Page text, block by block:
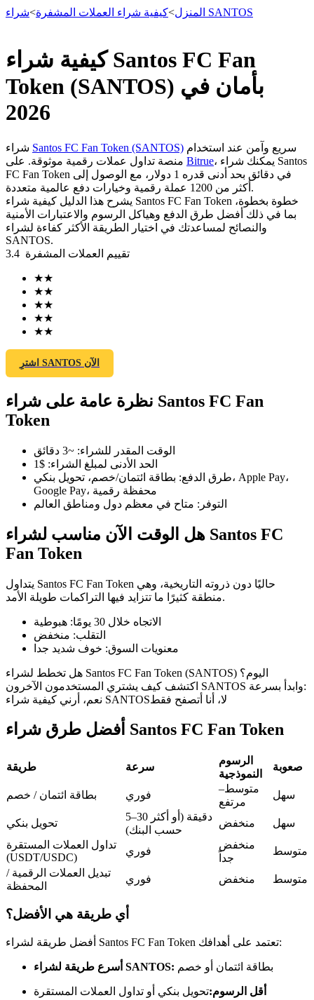
العقود الآجلة
العقود الآجلة USDT
العقود الآجلة للعملات المشفرة
TradFi
مشتقات الأسهم والعملات الأجنبية والمعادن الثمينة والسلع
العقود الآجلة USDC
العقود الآجلة باستخدام USDC كضمان
نسخ التداول
انضم إلى أفضل المتداولين
كن متداول نسخ
استمتع بتقاسم الأرباح وعمولات نسخ التداول
المنزل>كيفية شراء العملات المشفرة> شراء SANTOS
كيفية شراء Santos FC Fan
Token (SANTOS) بأمان في
2026
Santos FC Fan Token (SANTOS)
Bitrue، يمكنك شراء Santos
FC Fan Token في دقائق بحد أدنى قدره 1 دولار، مع الوصول إلى
أكثر من 1200 عملة رقمية وخيارات دفع عالمية متعددة.
يشرح هذا الدليل كيفية شراء Santos FC Fan Token خطوة بخطوة،
بما في ذلك أفضل طرق الدفع وهياكل الرسوم والاعتبارات الأمنية
والنصائح لمساعدتك في اختيار الطريقة الأكثر كفاءة لشراء
SANTOS.
تقييم العملات المشفرة 3.4
★★
★★
★★
★★
★★
اشترِ SANTOS الآن
نظرة عامة على شراء Santos FC Fan
Token
الوقت المقدر للشراء: ~3 دقائق
الحد الأدنى لمبلغ الشراء:
$1
طرق الدفع: بطاقة ائتمان/خصم، تحويل بنكي، Apple Pay،
Google Pay، محفظة رقمية
التوفر : متاح في معظم دول ومناطق العالم
هل الوقت الآن مناسب لشراء Santos FC
Fan Token
يتداول Santos FC Fan Token حاليًا دون ذروته التاريخية، وهي
منطقة كثيرًا ما تتزايد فيها التراكمات طويلة الأمد.
الاتجاه خلال 30 يومًا : هبوطية
التقلب: منخفض
معنويات السوق: خوف شديد جدا
هل تخطط لشراء Santos FC Fan Token (SANTOS) اليوم؟
اكتشف كيف يشتري المستخدمون الآخرون SANTOS وابدأ بسرعة:
نعم، أرني كيفية شراء SANTOSلا، أنا أتصفح فقط
أفضل طرق شراء Santos FC Fan Token
طريقة سرعة
الرسوم
النموذجية
صعوبة
بطاقة ائتمان / خصم فوري
متوسط–
مرتفع
سهل
تحويل بنكي
5–30 دقيقة (أو أكثر
حسب البنك)
منخفض
سهل
تداول العملات المستقرة
(USDT/USDC)
فوري
منخفض
جداً
متوسط
تبديل العملات الرقمية /
المحفظة
فوري منخفض متوسط
أي طريقة هي الأفضل؟
أفضل طريقة لشراء Santos FC Fan Token تعتمد على أهدافك:
أسرع طريقة لشراء SANTOS: بطاقة ائتمان أو خصم
أقل الرسوم:تحويل بنكي أو تداول العملات المستقرة